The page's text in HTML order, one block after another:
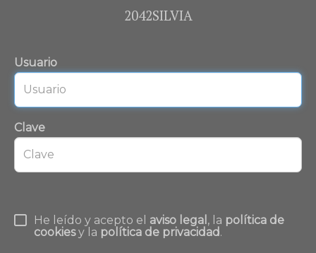
2042SILVIA
Usuario
Clave
He leído y acepto el aviso legal , la política de
cookiesy la política de privacidad.